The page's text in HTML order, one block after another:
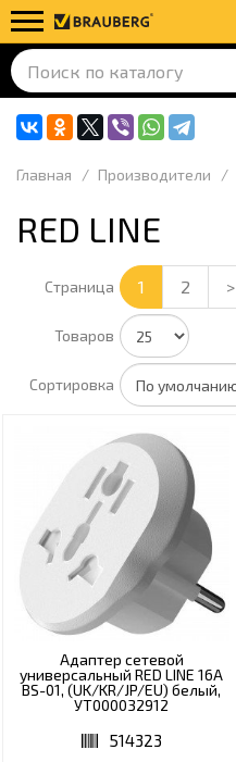
Главная Производители
RED LINE
Страница 1 2 >
Товаров
Сортировка
Адаптер сетевой
универсальный RED LINE 16А
BS-01, (UK/KR/JP/EU) белый,
УТ000032912
514323